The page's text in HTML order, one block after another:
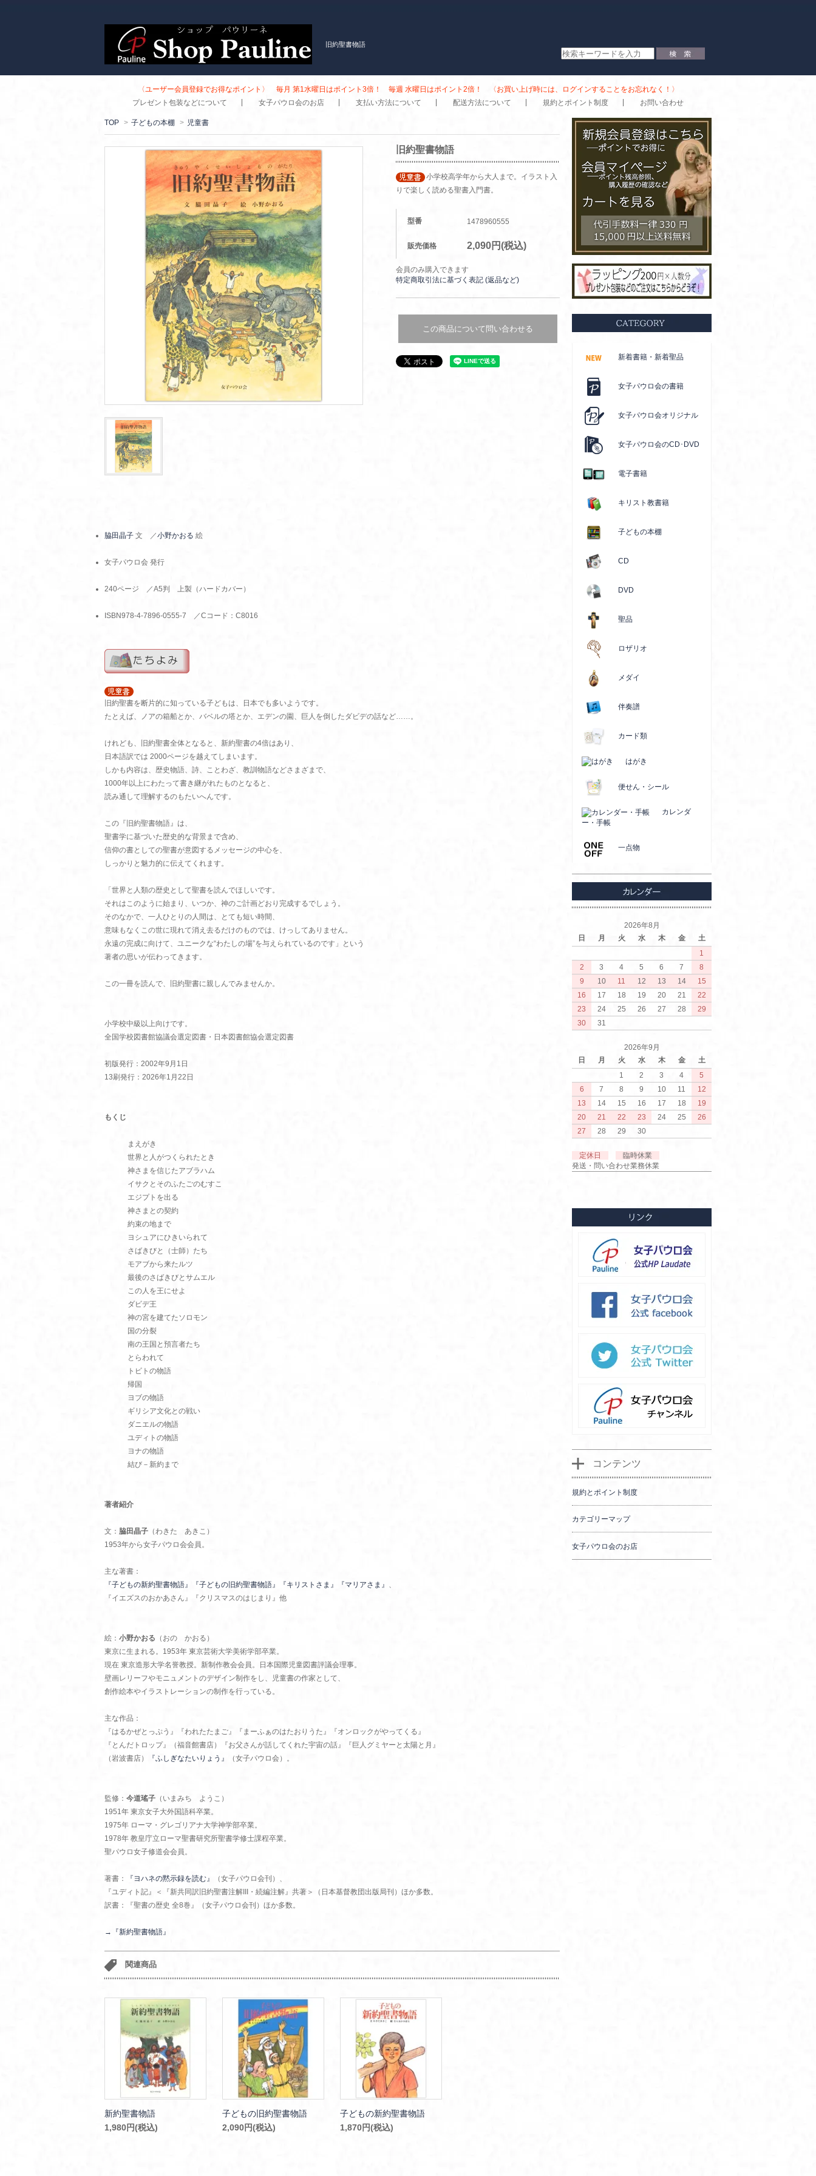
旧約聖書物語
〈ユーザー会員登録でお得なポイント〉 毎月 第1水曜日はポイント3倍！ 毎週 水曜日はポイント2倍！ 〈お買い上げ時には、ログインすることをお忘れなく！〉
プレゼント包装などについて
女子パウロ会のお店 支払い方法について 配送方法について 規約とポイント制度 お問い合わせ
TOP > 子どもの本棚 > 児童書
旧約聖書物語
小学校高学年から大人まで。イラスト入
りで楽しく読める聖書入門書。
型番 1478960555
販売価格 2,090円(税込)
会員のみ購入できます
特定商取引法に基づく表記 (返品など)
この商品について問い合わせる
脇田晶子 文 ／小野かおる 絵
女子パウロ会 発行
240ページ ／A5判 上製（ハードカバー）
ISBN978-4-7896-0555-7 ／Cコード：C8016
旧約聖書を断片的に知っている子どもは、日本でも多いようです。
たとえば、ノアの箱船とか、バベルの塔とか、エデンの園、巨人を倒したダビデの話など……。
けれども、旧約聖書全体となると、新約聖書の4倍はあり、
日本語訳では 2000ページを越えてしまいます。
しかも内容は、歴史物語、詩、ことわざ、教訓物語などさまざまで、
1000年以上にわたって書き継がれたものとなると、
読み通して理解するのもたいへんです。
この『旧約聖書物語』は、
聖書学に基づいた歴史的な背景まで含め、
信仰の書としての聖書が意図するメッセージの中心を、
しっかりと魅力的に伝えてくれます。
「世界と人類の歴史として聖書を読んでほしいです。
それはこのように始まり、いつか、神のご計画どおり完成するでしょう。
そのなかで、一人ひとりの人間は、とても短い時間、
意味もなくこの世に現れて消え去るだけのものでは、けっしてありません。
永遠の完成に向けて、ユニークな“わたしの場”を与えられているのです」という
著者の思いが伝わってきます。
この一冊を読んで、旧約聖書に親しんでみませんか。
小学校中級以上向けです。
全国学校図書館協議会選定図書・日本図書館協会選定図書
初版発行：2002年9月1日
13刷発行：2026年1月22日
もくじ
まえがき
世界と人がつくられたとき
神さまを信じたアブラハム
イサクとそのふたごのむすこ
エジプトを出る
神さまとの契約
約束の地まで
ヨシュアにひきいられて
さばきびと（士師）たち
モアブから来たルツ
最後のさばきびとサムエル
この人を王にせよ
ダビデ王
神の宮を建てたソロモン
国の分裂
南の王国と預言者たち
とらわれて
トビトの物語
帰国
ヨブの物語
ギリシア文化との戦い
ダニエルの物語
ユディトの物語
ヨナの物語
結び－新約まで
著者紹介
文： 脇田晶子 （わきた あきこ）
1953年から女子パウロ会会員。
主な著書：
『子どもの新約聖書物語』
『子どもの旧約聖書物語』 『キリストさま』 『マリアさま』 、
『イエズスのおかあさん』『クリスマスのはじまり』他
絵： 小野かおる （おの かおる）
東京に生まれる。1953年 東京芸術大学美術学部卒業。
現在 東京造形大学名誉教授。新制作教会会員。日本国際児童図書評議会理事。
壁画レリーフやモニュメントのデザイン制作をし、児童書の作家として、
創作絵本やイラストレーションの制作を行っている。
主な作品：
『はるかぜとっぷう』『われたたまご』『まーふぁのはたおりうた』『オンロックがやってくる』
『とんだトロップ』（福音館書店）『お父さんが話してくれた宇宙の話』『巨人グミヤーと太陽と月』
（岩波書店）
『ふしぎなたいりょう』 （女子パウロ会）。
監修： 今道瑤子 （いまみち ようこ）
1951年 東京女子大外国語科卒業。
1975年 ローマ・グレゴリアナ大学神学部卒業。
1978年 教皇庁立ローマ聖書研究所聖書学修士課程卒業。
聖パウロ女子修道会会員。
著書： 『ヨハネの黙示録を読む』
（女子パウロ会刊）、
『ユディト記』＜『新共同訳旧約聖書注解III・続編注解』共著＞（日本基督教団出版局刊）ほか多数。
訳書：『聖書の歴史 全8巻』（女子パウロ会刊）ほか多数。
→『新約聖書物語』
関連商品
新約聖書物語
1,980円(税込)
子どもの旧約聖書物語
2,090円(税込)
子どもの新約聖書物語
1,870円(税込)
新着書籍・新着聖品
女子パウロ会の書籍
女子パウロ会オリジナル
女子パウロ会のCD･DVD
電子書籍
キリスト教書籍
子どもの本棚
CD
DVD
聖品
ロザリオ
メダイ
伴奏譜
カード類
はがき
便せん・シール
カレンダ
ー・手帳
一点物
2026年8月
日
月 火 水 木 金
土
1
2
3 4 5 6 7
8
9
10 11 12 13 14
15
16
17 18 19 20 21
22
23
24 25 26 27 28
29
30
31
2026年9月
日
月 火 水 木 金
土
1
2 3 4
5
6
7 8 9 10 11
12
13
14 15 16 17 18
19
20
21 22 23 24 25
26
27
28 29 30
定休日
臨時休業
発送・問い合わせ業務休業
コンテンツ
規約とポイント制度
カテゴリーマップ
女子パウロ会のお店